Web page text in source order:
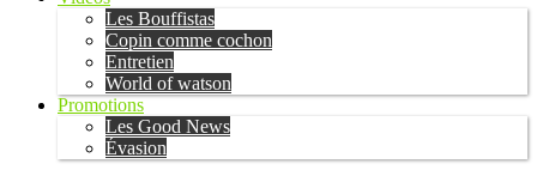
Les Bouffistas
Copin comme cochon
Entretien
World of watson
Promotions
Les Good News
Évasion